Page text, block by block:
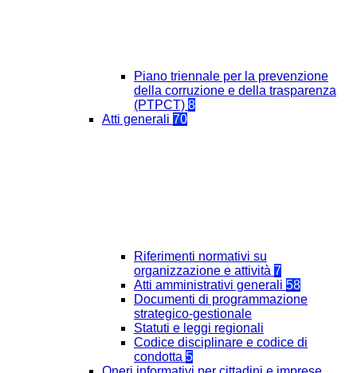
Piano triennale per la prevenzione
della corruzione e della trasparenza
(PTPCT) 8
Atti generali 70
Riferimenti normativi su
organizzazione e attività 7
Atti amministrativi generali 58
Documenti di programmazione
strategico-gestionale
Statuti e leggi regionali
Codice disciplinare e codice di
condotta 5